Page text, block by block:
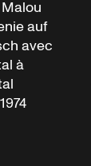
auf
avec
à